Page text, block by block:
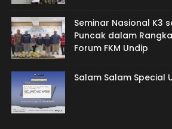
Seminar Nasional K3
Puncak dalam
Forum FKM Undip
Salam Salam Special